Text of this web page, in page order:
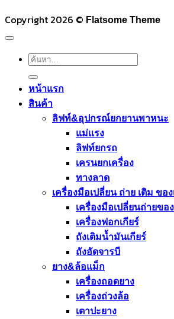
Copyright 2026 © Flatsome Theme
ค้นหา:
หน้าแรก
สินค้า
ลิฟท์&อุปกรณ์ยกยานพาหนะ
แม่แรง
ลิฟท์ยกรถ
เครนยกเครื่อง
ทางลาด
เครื่องมือเปลี่ยน ถ่าย เติม ขอ
เครื่องมือเปลี่ยนถ่ายขอ
เครื่องฟอกเกียร์
ถังเติมน้ำมันเกียร์
ถังอัดจารบี
ยาง&ล้อแม็ก
เครื่องถอดยาง
เครื่องถ่วงล้อ
เตาปะยาง